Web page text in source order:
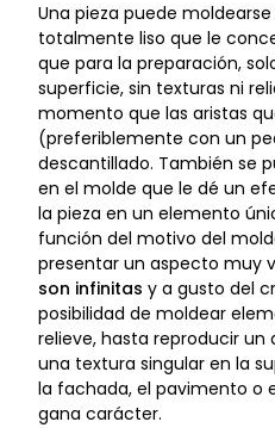
Una pieza puede
totalmente liso que le
que para la preparación,
superficie, sin texturas ni
momento que las aristas
(preferiblemente con un
descantillado. También se
en el molde que le dé un
la pieza en un elemento
función del motivo del
presentar un aspecto muy
son infinitas y a gusto del
posibilidad de moldear
relieve, hasta reproducir
una textura singular en la
la fachada, el pavimento o
gana carácter.